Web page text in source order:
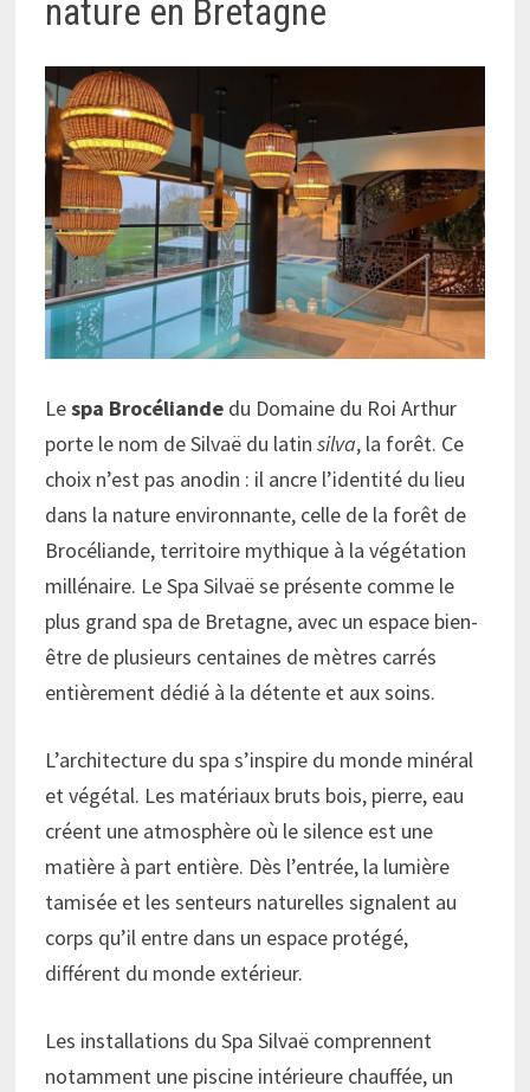
nature en Bretagne
Lespa Brocéliande du Domaine du Roi Arthur
porte le nom de Silvaë du latinsilva, la forêt. Ce
choix n’est pas anodin : il ancre l’identité du lieu
dans la nature environnante, celle de la forêt de
Brocéliande, territoire mythique à la végétation
millénaire. Le Spa Silvaë se présente comme le
plus grand spa de Bretagne, avec un espace bien-
être de plusieurs centaines de mètres carrés
entièrement dédié à la détente et aux soins.
L’architecture du spa s’inspire du monde minéral
et végétal. Les matériaux bruts bois, pierre, eau
créent une atmosphère où le silence est une
matière à part entière. Dès l’entrée, la lumière
tamisée et les senteurs naturelles signalent au
corps qu’il entre dans un espace protégé,
différent du monde extérieur.
Les installations du Spa Silvaë comprennent
notamment une piscine intérieure chauffée, un